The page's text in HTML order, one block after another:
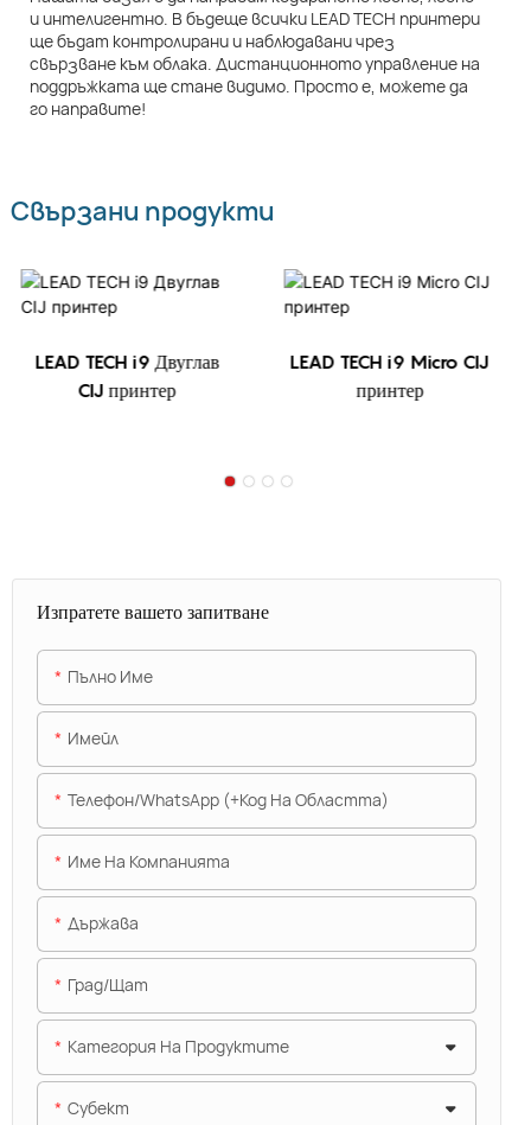
и интелигентно. В бъдеще всички LEAD TECH принтери
ще бъдат контролирани и наблюдавани чрез
свързване към облака. Дистанционното управление на
поддръжката ще стане видимо. Просто е, можете да
го направите!
Свързани продукти
LEAD TECH i9 Двуглав
CIJ принтер
LEAD TECH i9 Micro CIJ
принтер
Изпратете вашето запитване
Пълно Име
Имейл
Телефон/WhatsApp (+Код На Областта)
Име На Компанията
Държава
Град/щат
Категория На Продуктите
Субект